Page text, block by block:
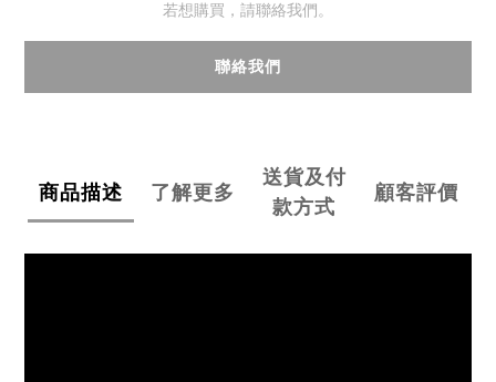
若想購買，請聯絡我們。
聯絡我們
商品描述 了解更多
送貨及付
款方式
顧客評價